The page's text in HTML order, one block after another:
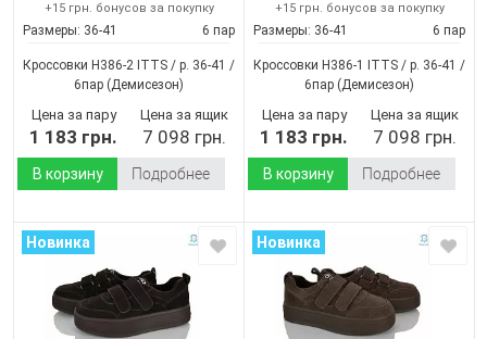
+15 грн. бонусов за покупку
Размеры: 36-41 6 пар
Кроссовки H386-2 ITTS / p. 36-41 /
6пар (Демисезон)
Цена за пару
1 183 грн.
Цена за ящик
7 098 грн.
В корзину Подробнее
+15 грн. бонусов за покупку
Размеры: 36-41 6 пар
Кроссовки H386-1 ITTS / p. 36-41 /
6пар (Демисезон)
Цена за пару
1 183 грн.
Цена за ящик
7 098 грн.
В корзину Подробнее
Новинка Новинка